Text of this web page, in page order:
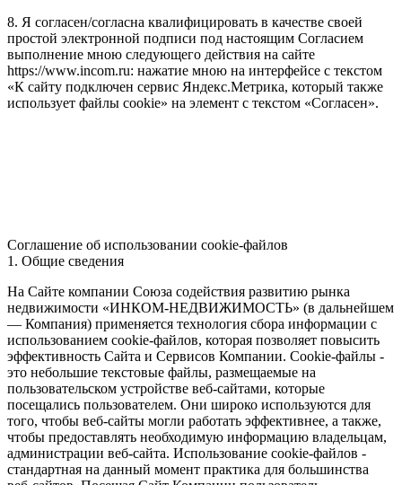
8. Я согласен/согласна квалифицировать в качестве своей
простой электронной подписи под настоящим Согласием
выполнение мною следующего действия на сайте
https://www.incom.ru: нажатие мною на интерфейсе с текстом
«К сайту подключен сервис Яндекс.Метрика, который также
использует файлы cookie» на элемент с текстом «Согласен».
Соглашение об использовании cookie-файлов
1. Общие сведения
На Сайте компании Союза содействия развитию рынка
недвижимости «ИНКОМ-НЕДВИЖИМОСТЬ» (в дальнейшем
— Компания) применяется технология сбора информации с
использованием cookie-файлов, которая позволяет повысить
эффективность Сайта и Сервисов Компании. Сookie-файлы -
это небольшие текстовые файлы, размещаемые на
пользовательском устройстве веб-сайтами, которые
посещались пользователем. Они широко используются для
того, чтобы веб-сайты могли работать эффективнее, а также,
чтобы предоставлять необходимую информацию владельцам,
администрации веб-сайта. Использование cookie-файлов -
стандартная на данный момент практика для большинства